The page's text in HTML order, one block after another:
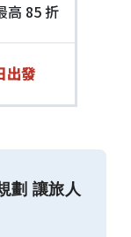
高 85 折
出發
劃 讓旅人